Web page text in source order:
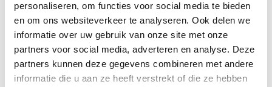
personaliseren, om functies voor social media te bieden
en om ons websiteverkeer te analyseren. Ook delen we
informatie over uw gebruik van onze site met onze
partners voor social media, adverteren en analyse. Deze
partners kunnen deze gegevens combineren met andere
informatie die u aan ze heeft verstrekt of die ze hebben